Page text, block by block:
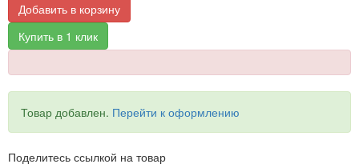
Добавить в корзину
Купить в 1 клик
Товар добавлен. Перейти к оформлению
Поделитесь ссылкой на товар